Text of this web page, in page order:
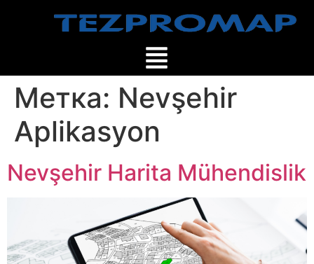
Метка: Nevşehir
Aplikasyon
Nevşehir Harita Mühendislik